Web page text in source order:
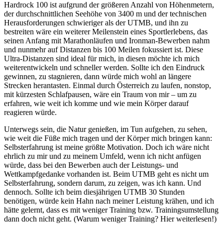
Hardrock 100 ist aufgrund der größeren Anzahl von Höhenmetern,
der durchschnittlichen Seehöhe von 3400 m und der technischen
Herausforderungen schwieriger als der UTMB, und ihn zu
bestreiten wäre ein weiterer Meilenstein eines Sportlerlebens, das
seinen Anfang mit Marathonläufen und Ironman-Bewerben nahm
und nunmehr auf Distanzen bis 100 Meilen fokussiert ist. Diese
Ultra-Distanzen sind ideal für mich, in diesen möchte ich mich
weiterentwickeln und schneller werden. Sollte ich den Eindruck
gewinnen, zu stagnieren, dann würde mich wohl an längere
Strecken herantasten. Einmal durch Österreich zu laufen, nonstop,
mit kürzesten Schlafpausen, wäre ein Traum von mir – um zu
erfahren, wie weit ich komme und wie mein Körper darauf
reagieren würde.
Unterwegs sein, die Natur genießen, im Tun aufgehen, zu sehen,
wie weit die Füße mich tragen und der Körper mich bringen kann:
Selbsterfahrung ist meine größte Motivation. Doch ich wäre nicht
ehrlich zu mir und zu meinem Umfeld, wenn ich nicht anfügen
würde, dass bei den Bewerben auch der Leistungs- und
Wettkampfgedanke vorhanden ist. Beim UTMB geht es nicht um
Selbsterfahrung, sondern darum, zu zeigen, was ich kann. Und
dennoch. Sollte ich beim diesjährigen UTMB 30 Stunden
benötigen, würde kein Hahn nach meiner Leistung krähen, und ich
hätte gelernt, dass es mit weniger Training bzw. Trainingsumstellung
dann doch nicht geht. (Warum weniger Training? Hier weiterlesen!)